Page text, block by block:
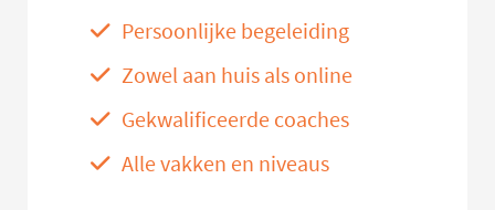
Persoonlijke begeleiding
Zowel aan huis als online
Gekwalificeerde coaches
Alle vakken en niveaus